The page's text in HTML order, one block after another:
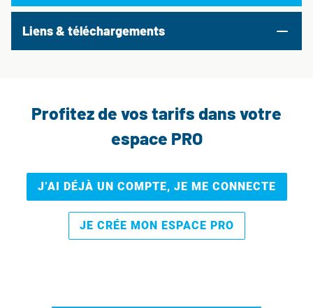
Liens & téléchargements
Profitez de vos tarifs dans votre
espace PRO
J’AI DÉJÀ UN COMPTE, JE ME CONNECTE
JE CRÉE MON ESPACE PRO